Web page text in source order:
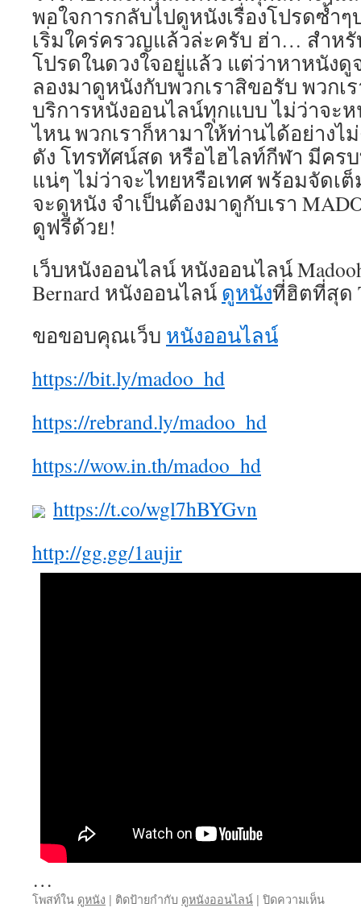
พอใจการกลับไปดูหนังเรื่องโปรดซ้ำๆ
เริ่มใคร่ครวญแล้วล่ะครับ ฮ่า… สำหรั
โปรดในดวงใจอยู่แล้ว แต่ว่าหาหนัง
ลองมาดูหนังกับพวกเราสิขอรับ พวกเ
บริการหนังออนไลน์ทุกแบบ ไม่ว่าจะ
ไหน พวกเราก็หามาให้ท่านได้อย่างไ
ดัง โทรทัศน์สด หรือไฮไลท์กีฬา มีค
แน่ๆ ไม่ว่าจะไทยหรือเทศ พร้อมจัดเ
จะดูหนัง จำเป็นต้องมาดูกับเรา
ดูฟรีด้วย!
เว็บหนังออนไลน์ หนังออนไลน์
Bernard หนังออนไลน์ ดูหนังที่ฮิตที่สุด
ขอขอบคุณเว็บ หนังออนไลน์
https://bit.ly/madoo_hd
https://rebrand.ly/madoo_hd
https://wow.in.th/madoo_hd
https://t.co/wgl7hBYGvn
http://gg.gg/1aujir
…
โพสท์ใน ดูหนัง | ติดป้ายกำกับ ดูหนังออนไลน์ | ปิดความเห็นบน